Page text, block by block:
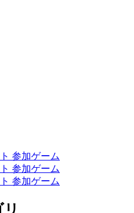
参加ゲーム
参加ゲーム
参加ゲーム